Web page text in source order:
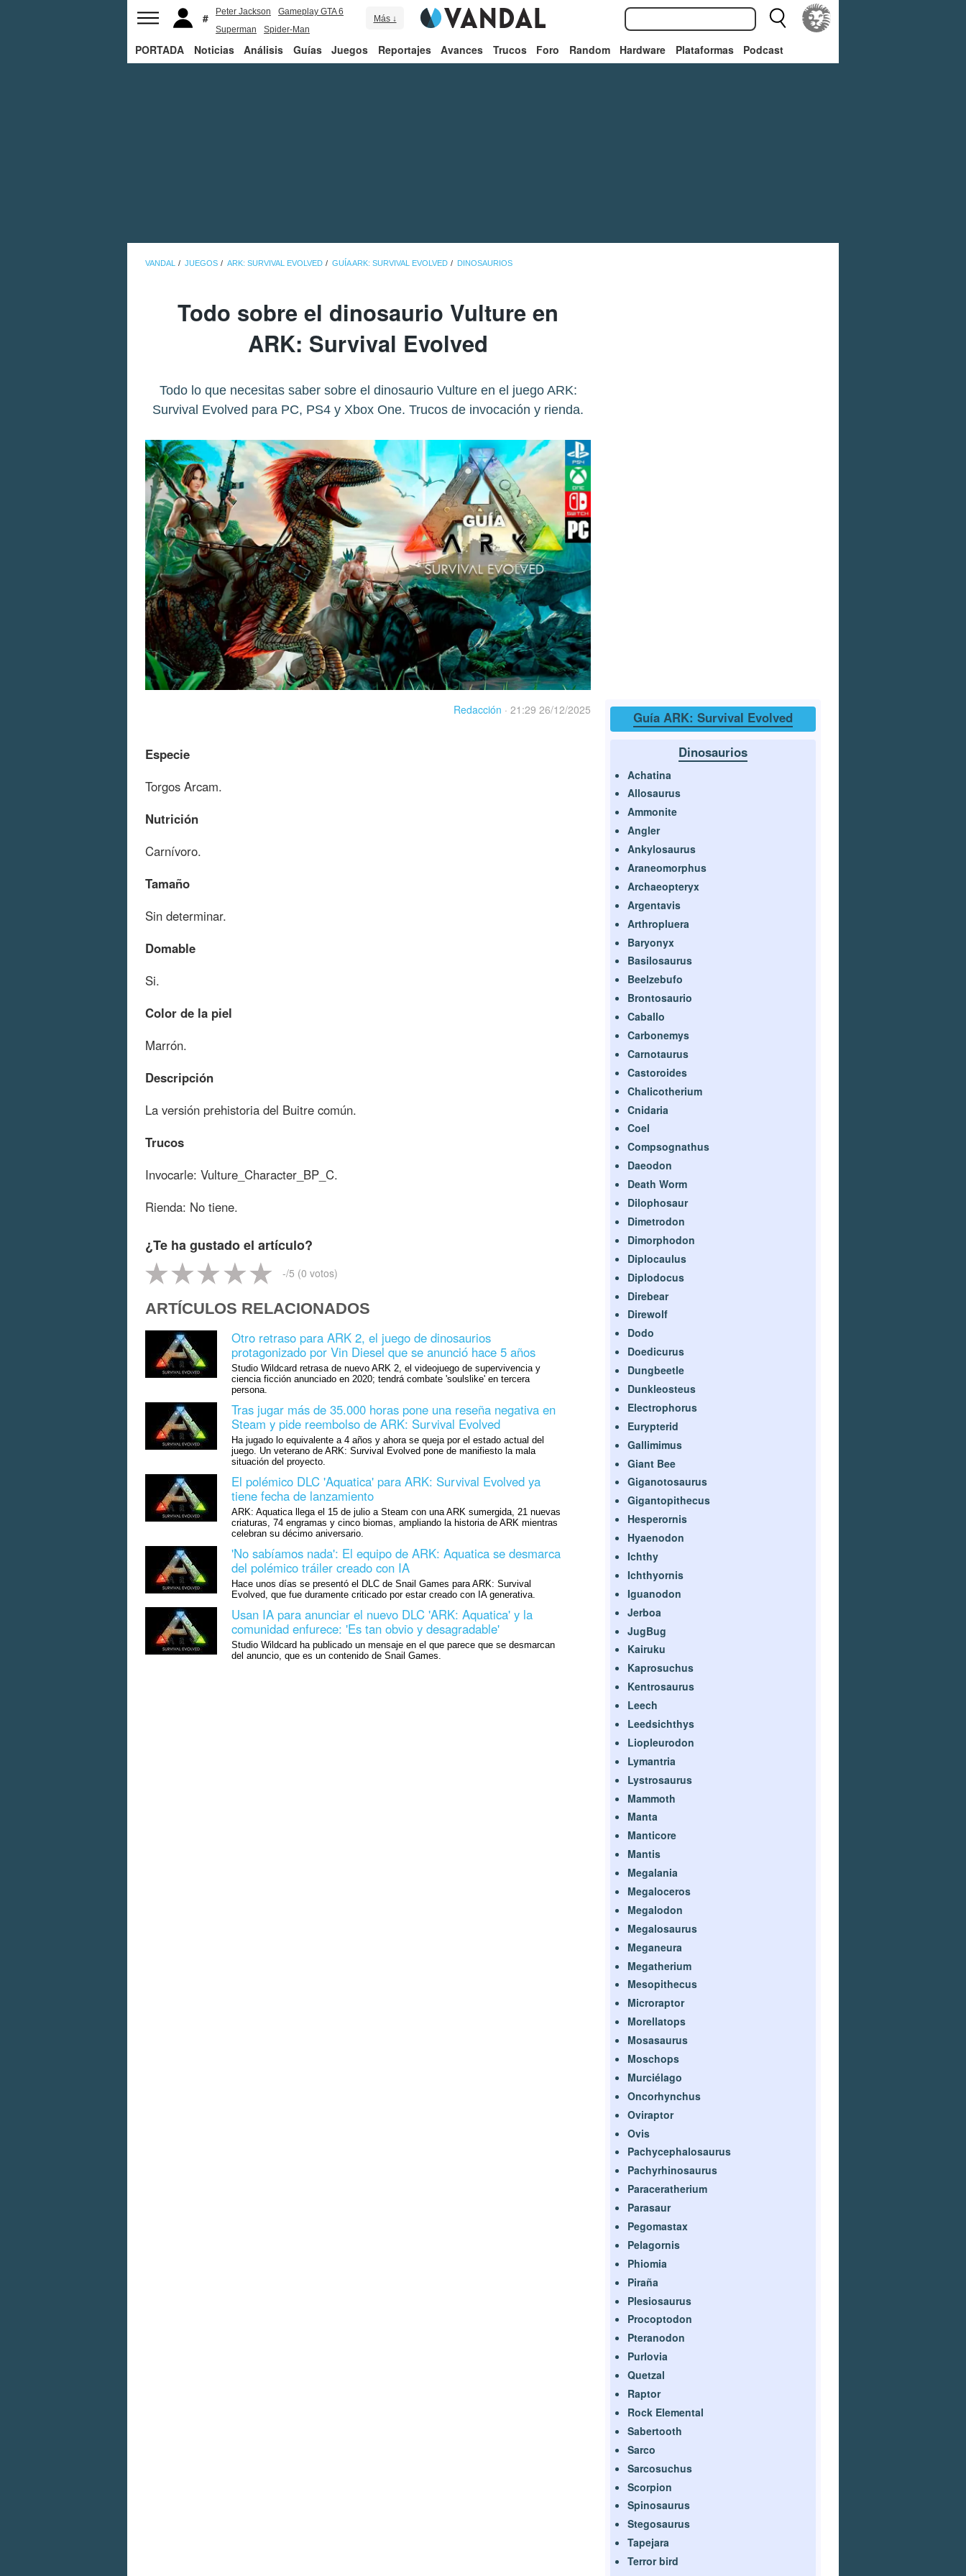
Peter Jackson
Gameplay GTA 6
Superman
Spider-Man
Más ↓
PORTADA Noticias Análisis Guías Juegos Reportajes Avances Trucos Foro Random Hardware Plataformas Podcast
VANDAL JUEGOS ARK: SURVIVAL EVOLVED GUÍA ARK: SURVIVAL EVOLVED DINOSAURIOS
Todo sobre el dinosaurio Vulture en
ARK: Survival Evolved
Todo lo que necesitas saber sobre el dinosaurio Vulture en el juego ARK:
Survival Evolved para PC, PS4 y Xbox One. Trucos de invocación y rienda.
Redacción · 21:29 26/12/2025
Especie
Torgos Arcam.
Nutrición
Carnívoro.
Tamaño
Sin determinar.
Domable
Si.
Color de la piel
Marrón.
Descripción
La versión prehistoria del Buitre común.
Trucos
Invocarle: Vulture_Character_BP_C.
Rienda: No tiene.
¿Te ha gustado el artículo?
-/5 (0 votos)
ARTÍCULOS RELACIONADOS
Otro retraso para ARK 2, el juego de dinosaurios
protagonizado por Vin Diesel que se anunció hace 5 años
Studio Wildcard retrasa de nuevo ARK 2, el videojuego de supervivencia y
ciencia ficción anunciado en 2020; tendrá combate 'soulslike' en tercera
persona.
Tras jugar más de 35.000 horas pone una reseña negativa en
Steam y pide reembolso de ARK: Survival Evolved
Ha jugado lo equivalente a 4 años y ahora se queja por el estado actual del
juego. Un veterano de ARK: Survival Evolved pone de manifiesto la mala
situación del proyecto.
El polémico DLC 'Aquatica' para ARK: Survival Evolved ya
tiene fecha de lanzamiento
ARK: Aquatica llega el 15 de julio a Steam con una ARK sumergida, 21 nuevas
criaturas, 74 engramas y cinco biomas, ampliando la historia de ARK mientras
celebran su décimo aniversario.
'No sabíamos nada': El equipo de ARK: Aquatica se desmarca
del polémico tráiler creado con IA
Hace unos días se presentó el DLC de Snail Games para ARK: Survival
Evolved, que fue duramente criticado por estar creado con IA generativa.
Usan IA para anunciar el nuevo DLC 'ARK: Aquatica' y la
comunidad enfurece: 'Es tan obvio y desagradable'
Studio Wildcard ha publicado un mensaje en el que parece que se desmarcan
del anuncio, que es un contenido de Snail Games.
Guía ARK: Survival Evolved
Dinosaurios
Achatina
Allosaurus
Ammonite
Angler
Ankylosaurus
Araneomorphus
Archaeopteryx
Argentavis
Arthropluera
Baryonyx
Basilosaurus
Beelzebufo
Brontosaurio
Caballo
Carbonemys
Carnotaurus
Castoroides
Chalicotherium
Cnidaria
Coel
Compsognathus
Daeodon
Death Worm
Dilophosaur
Dimetrodon
Dimorphodon
Diplocaulus
Diplodocus
Direbear
Direwolf
Dodo
Doedicurus
Dungbeetle
Dunkleosteus
Electrophorus
Eurypterid
Gallimimus
Giant Bee
Giganotosaurus
Gigantopithecus
Hesperornis
Hyaenodon
Ichthy
Ichthyornis
Iguanodon
Jerboa
JugBug
Kairuku
Kaprosuchus
Kentrosaurus
Leech
Leedsichthys
Liopleurodon
Lymantria
Lystrosaurus
Mammoth
Manta
Manticore
Mantis
Megalania
Megaloceros
Megalodon
Megalosaurus
Meganeura
Megatherium
Mesopithecus
Microraptor
Morellatops
Mosasaurus
Moschops
Murciélago
Oncorhynchus
Oviraptor
Ovis
Pachycephalosaurus
Pachyrhinosaurus
Paraceratherium
Parasaur
Pegomastax
Pelagornis
Phiomia
Piraña
Plesiosaurus
Procoptodon
Pteranodon
Purlovia
Quetzal
Raptor
Rock Elemental
Sabertooth
Sarco
Sarcosuchus
Scorpion
Spinosaurus
Stegosaurus
Tapejara
Terror bird